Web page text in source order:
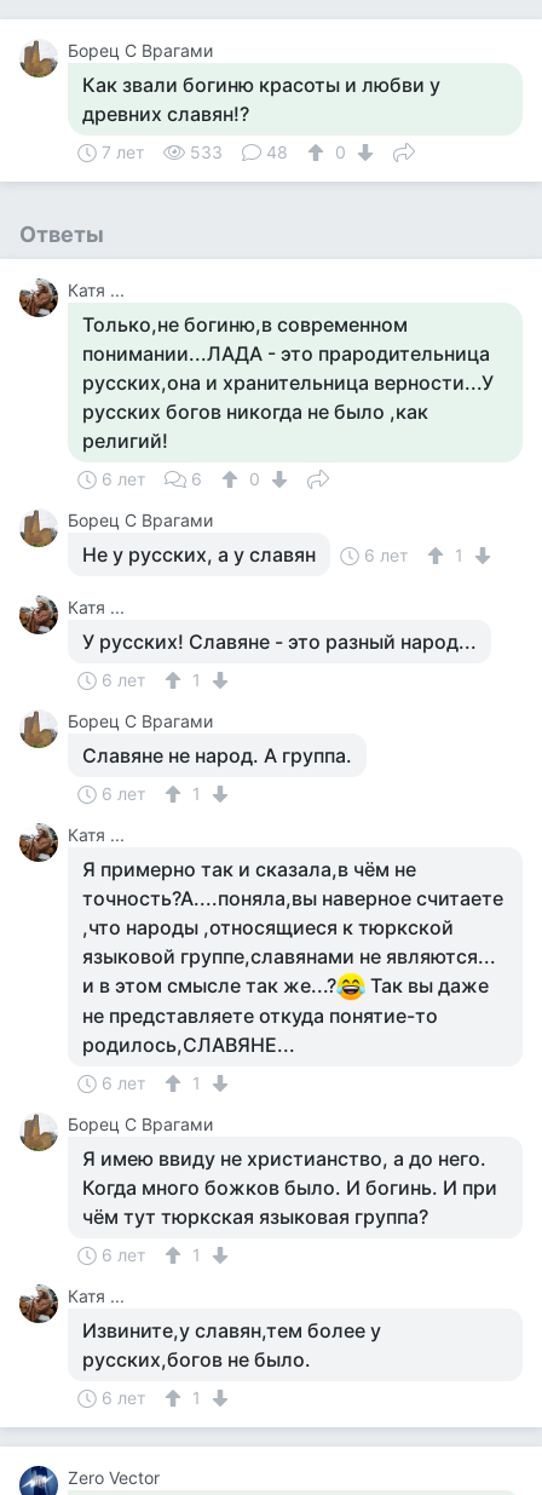
Борец С Врагами
Как звали богиню красоты и любви у
древних славян!?
7 лет 533 48 0
Ответы
Катя ...
Только,не богиню,в современном
понимании...ЛАДА - это прародительница
русских,она и хранительница верности...У
русских богов никогда не было ,как
религий!
6 лет 6
0
Борец С Врагами
Не у русских, а у славян 6 лет 1
Катя ...
У русских! Славяне - это разный народ...
6 лет
1
Борец С Врагами
Славяне не народ. А группа.
6 лет
1
Катя ...
Я примерно так и сказала,в чём не
точность?А....поняла,вы наверное считаете
,что народы ,относящиеся к тюркской
языковой группе,славянами не являются...
и в этом смысле так же...?
Так вы даже
не представляете откуда понятие-то
родилось,СЛАВЯНЕ...
6 лет
1
Борец С Врагами
Я имею ввиду не христианство, а до него.
Когда много божков было. И богинь. И при
чём тут тюркская языковая группа?
6 лет
1
Катя ...
Извините,у славян,тем более у
русских,богов не было.
6 лет 1
Zero Vector